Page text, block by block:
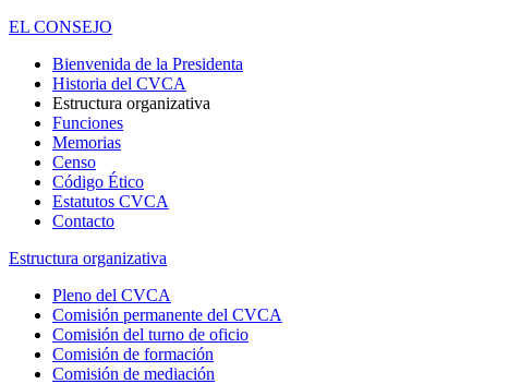
EL CONSEJO
Bienvenida de la Presidenta
Historia del CVCA
Estructura organizativa
Funciones
Memorias
Censo
Código Ético
Estatutos CVCA
Contacto
Estructura organizativa
Pleno del CVCA
Comisión permanente del CVCA
Comisión del turno de oficio
Comisión de formación
Comisión de mediación